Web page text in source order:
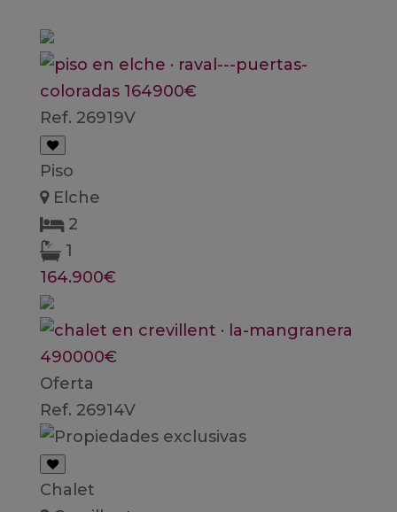
Ref. 26919V
Piso
Elche
2
1
164.900€
Oferta
Ref. 26914V
Chalet